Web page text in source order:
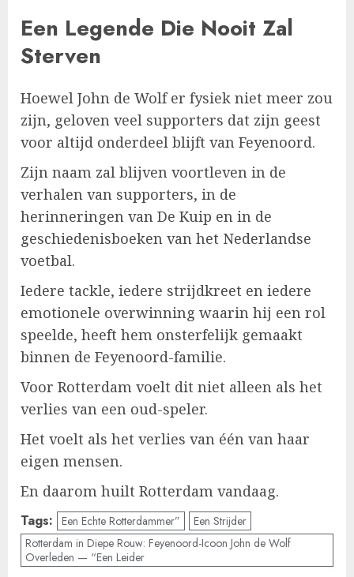
Een Legende Die Nooit Zal
Sterven
Hoewel John de Wolf er fysiek niet meer zou
zijn, geloven veel supporters dat zijn geest
voor altijd onderdeel blijft van Feyenoord.
Zijn naam zal blijven voortleven in de
verhalen van supporters, in de
herinneringen van De Kuip en in de
geschiedenisboeken van het Nederlandse
voetbal.
Iedere tackle, iedere strijdkreet en iedere
emotionele overwinning waarin hij een rol
speelde, heeft hem onsterfelijk gemaakt
binnen de Feyenoord-familie.
Voor Rotterdam voelt dit niet alleen als het
verlies van een oud-speler.
Het voelt als het verlies van één van haar
eigen mensen.
En daarom huilt Rotterdam vandaag.
Tags: Een Echte Rotterdammer”
Een Strijder
Rotterdam in Diepe Rouw: Feyenoord-Icoon John de Wolf
Overleden — “Een Leider